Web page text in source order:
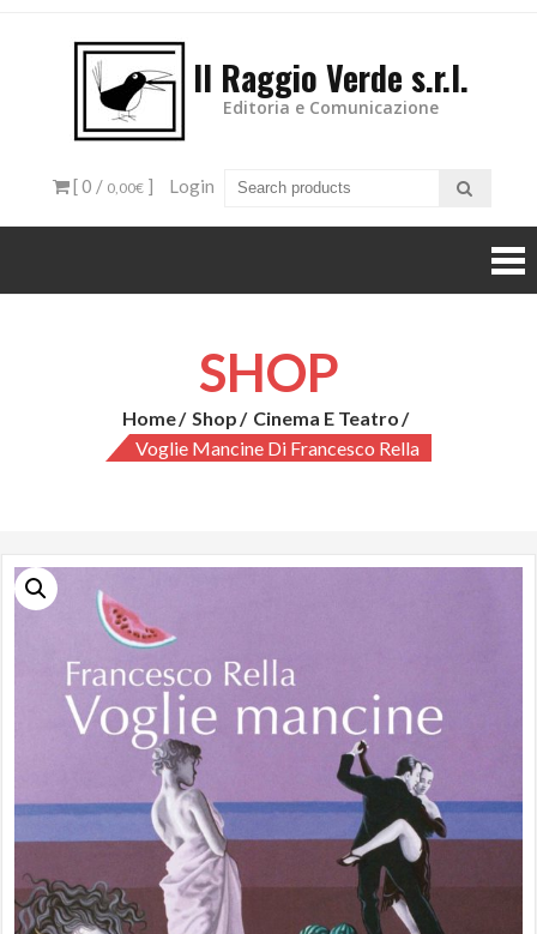
Il Raggio Verde s.r.l.
Editoria e Comunicazione
[ 0 / 0,00€] Login
SHOP
Home Shop
Cinema E Teatro
Voglie Mancine Di Francesco Rella